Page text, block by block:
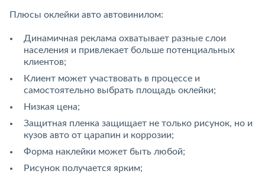
Плюсы оклейки авто автовинилом:
Динамичная реклама охватывает разные слои
населения и привлекает больше потенциальных
клиентов;
Клиент может участвовать в процессе и
самостоятельно выбрать площадь оклейки;
Низкая цена;
Защитная пленка защищает не только рисунок, но и
кузов авто от царапин и коррозии;
Форма наклейки может быть любой;
Рисунок получается ярким;